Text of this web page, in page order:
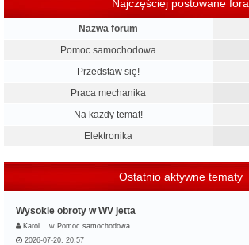
Najczęściej postowane fora
Nazwa forum
Pomoc samochodowa
Przedstaw się!
Praca mechanika
Na każdy temat!
Elektronika
Ostatnio aktywne tematy
Wysokie obroty w WV jetta
Karol… w Pomoc samochodowa
2026-07-20, 20:57